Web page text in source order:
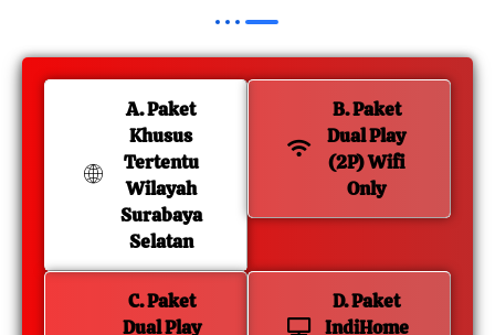
A. Paket
Khusus
Tertentu
Wilayah
Surabaya
Selatan
B. Paket
Dual Play
(2P) Wifi
Only
C. Paket
Dual Play
D. Paket
IndiHome